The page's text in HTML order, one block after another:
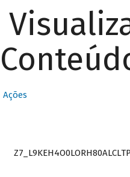
Ações